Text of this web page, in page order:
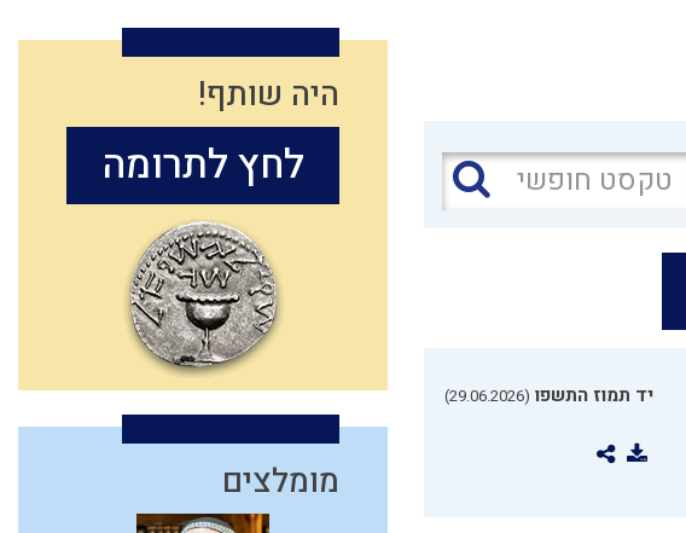
יד תמוז התשפו (29.06.2026)
היה שותף!
לחץ לתרומה
מומלצים